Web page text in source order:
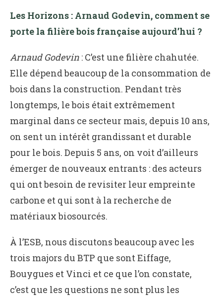
Les Horizons : Arnaud Godevin, comment se
porte la filière bois française aujourd’hui ?
Arnaud Godevin : C’est une filière chahutée.
Elle dépend beaucoup de la consommation de
bois dans la construction. Pendant très
longtemps, le bois était extrêmement
marginal dans ce secteur mais, depuis 10 ans,
on sent un intérêt grandissant et durable
pour le bois. Depuis 5 ans, on voit d’ailleurs
émerger de nouveaux entrants : des acteurs
qui ont besoin de revisiter leur empreinte
carbone et qui sont à la recherche de
matériaux biosourcés.
À l’ESB, nous discutons beaucoup avec les
trois majors du BTP que sont Eiffage,
Bouygues et Vinci et ce que l’on constate,
c’est que les questions ne sont plus les